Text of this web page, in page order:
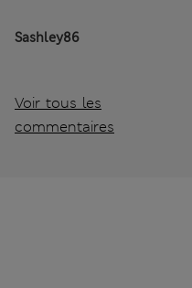
Sashley86
Voir tous les
commentaires